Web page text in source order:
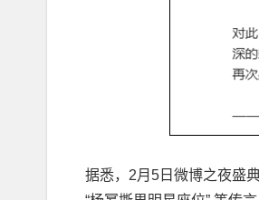
据悉，2月5日微博之夜盛